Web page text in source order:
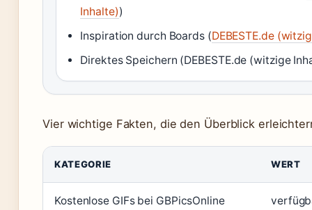
Inhalte))
Inspiration durch Boards (DEBESTE.de
Direktes Speichern (DEBESTE.de (witzige
Vier wichtige Fakten, die den Überblick
KATEGORIE WERT
Kostenlose GIFs bei GBPicsOnline